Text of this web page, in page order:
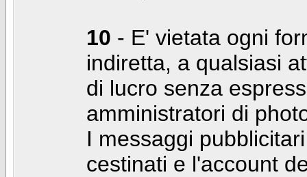
10 - E' vietata ogni
indiretta, a qualsiasi
di lucro senza
amministratori di
I messaggi
cestinati e l'account